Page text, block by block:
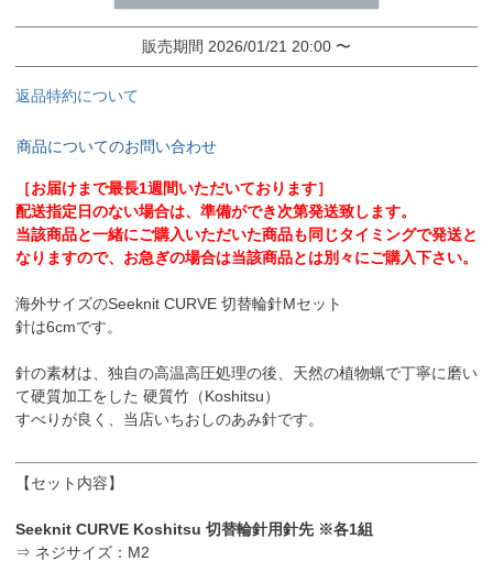
販売期間 2026/01/21 20:00 〜
返品特約について
商品についてのお問い合わせ
［お届けまで最長1週間いただいております］
配送指定日のない場合は、準備ができ次第発送致します。
当該商品と一緒にご購入いただいた商品も同じタイミングで発送と
なりますので、お急ぎの場合は当該商品とは別々にご購入下さい。
海外サイズのSeeknit CURVE 切替輪針Mセット
針は6cmです。
針の素材は、独自の高温高圧処理の後、天然の植物蝋で丁寧に磨い
て硬質加工をした 硬質竹（Koshitsu）
すべりが良く、当店いちおしのあみ針です。
【セット内容】
Seeknit CURVE Koshitsu 切替輪針用針先 ※各1組
⇒ ネジサイズ：M2